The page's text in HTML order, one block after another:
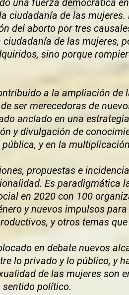
una fuerza democrática
ciudadanía de las
del aborto por tres
de las mujeres,
sino porque
a la ampliación
ser merecedoras de
anclado en una
y divulgación de
y en la
propuestas e
Es paradigmática
en 2020 con 100
y nuevos impulsos
y otros temas
en debate nuevos
lo privado y lo público, y
de las mujeres son
político.